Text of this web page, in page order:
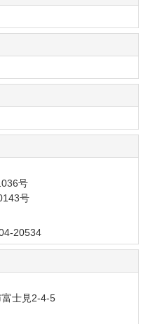
号
号
20534
士見2-4-5